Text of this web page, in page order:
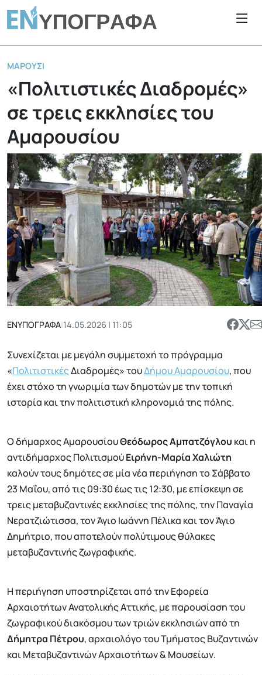
ΜΑΡΟΎΣΙ
«Πολιτιστικές Διαδρομές»
σε τρεις εκκλησίες του
Αμαρουσίου
ΕΝΥΠΟΓΡΑΦΑ|14.05.2026 | 11:05
Συνεχίζεται με μεγάλη συμμετοχή το πρόγραμμα
«ΠολιτιστικέςΔιαδρομές» τουΔήμου Αμαρουσίου, που
έχει στόχο τη γνωριμία των δημοτών με την τοπική
ιστορία και την πολιτιστική κληρονομιά της πόλης.
Ο δήμαρχος ΑμαρουσίουΘεόδωρος Αμπατζόγλου και η
αντιδήμαρχος ΠολιτισμούΕιρήνη-Μαρία Χαλιώτη
καλούν τους δημότες σε μία νέα περιήγηση το Σάββατο
23 Μαΐου, από τις 09:30 έως τις 12:30, με επίσκεψη σε
τρεις μεταβυζαντινές εκκλησίες της πόλης, την Παναγία
Νερατζιώτισσα, τον Άγιο Ιωάννη Πέλικα και τον Άγιο
Δημήτριο, που αποτελούν πολύτιμους θύλακες
μεταβυζαντινής ζωγραφικής.
Η περιήγηση υποστηρίζεται από την Εφορεία
Αρχαιοτήτων Ανατολικής Αττικής, με παρουσίαση του
ζωγραφικού διακόσμου των τριών εκκλησιών από τη
Δήμητρα Πέτρου, αρχαιολόγο του Τμήματος Βυζαντινών
και Μεταβυζαντινών Αρχαιοτήτων & Μουσείων.